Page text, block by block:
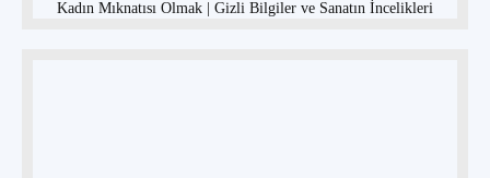
Kadın Mıknatısı Olmak | Gizli Bilgiler ve Sanatın İncelikleri